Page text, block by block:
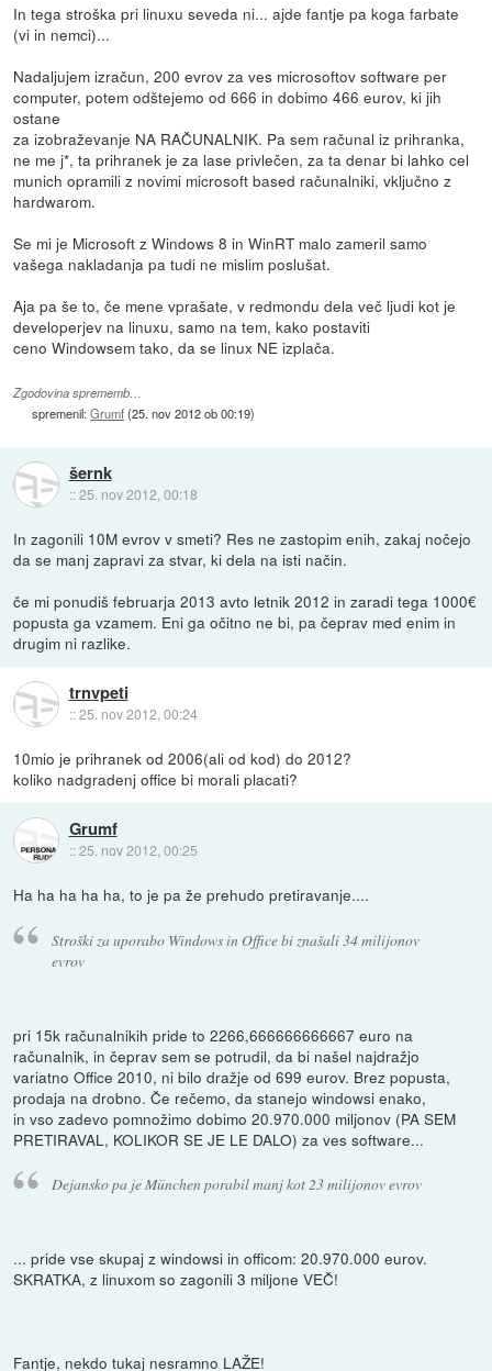
In tega stroška pri linuxu seveda ni... ajde fantje pa koga farbate
(vi in nemci)...
Nadaljujem izračun, 200 evrov za ves microsoftov software per
computer, potem odštejemo od 666 in dobimo 466 eurov, ki jih
ostane
za izobraževanje NA RAČUNALNIK. Pa sem računal iz prihranka,
ne me j*, ta prihranek je za lase privlečen, za ta denar bi lahko cel
munich opramili z novimi microsoft based računalniki, vključno z
hardwarom.
Se mi je Microsoft z Windows 8 in WinRT malo zameril samo
vašega nakladanja pa tudi ne mislim poslušat.
Aja pa še to, če mene vprašate, v redmondu dela več ljudi kot je
developerjev na linuxu, samo na tem, kako postaviti
ceno Windowsem tako, da se linux NE izplača.
Zgodovina sprememb…
spremenil:Grumf(25. nov 2012 ob 00:19)
šernk
::25. nov 2012, 00:18
In zagonili 10M evrov v smeti? Res ne zastopim enih, zakaj nočejo
da se manj zapravi za stvar, ki dela na isti način.
če mi ponudiš februarja 2013 avto letnik 2012 in zaradi tega 1000€
popusta ga vzamem. Eni ga očitno ne bi, pa čeprav med enim in
drugim ni razlike.
trnvpeti
::25. nov 2012, 00:24
10mio je prihranek od 2006(ali od kod) do 2012?
koliko nadgradenj office bi morali placati?
Grumf
::25. nov 2012, 00:25
Ha ha ha ha ha, to je pa že prehudo pretiravanje....
Stroški za uporabo Windows in Office bi znašali 34 milijonov
evrov
pri 15k računalnikih pride to 2266,666666666667 euro na
računalnik, in čeprav sem se potrudil, da bi našel najdražjo
variatno Office 2010, ni bilo dražje od 699 eurov. Brez popusta,
prodaja na drobno. Če rečemo, da stanejo windowsi enako,
in vso zadevo pomnožimo dobimo 20.970.000 miljonov (PA SEM
PRETIRAVAL, KOLIKOR SE JE LE DALO) za ves software...
Dejansko pa je München porabil manj kot 23 milijonov evrov
... pride vse skupaj z windowsi in officom: 20.970.000 eurov.
SKRATKA, z linuxom so zagonili 3 miljone VEČ!
Fantje, nekdo tukaj nesramno LAŽE!